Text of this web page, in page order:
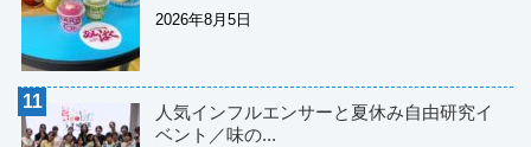
2026年8月5日
人気インフルエンサーと夏休み自由研究イ
ベント／味の...